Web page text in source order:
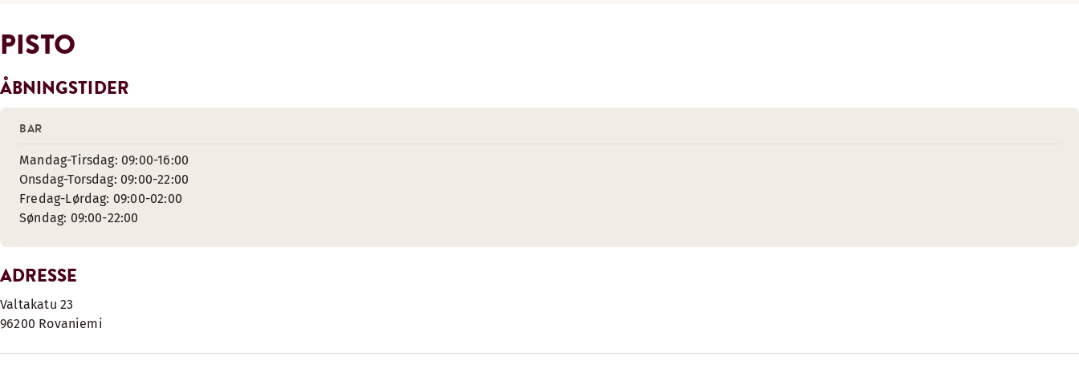
PISTO
ÅBNINGSTIDER
BAR
Mandag-Tirsdag: 09:00-16:00
Onsdag-Torsdag: 09:00-22:00
Fredag-Lørdag: 09:00-02:00
Søndag: 09:00-22:00
ADRESSE
Valtakatu 23
96200 Rovaniemi